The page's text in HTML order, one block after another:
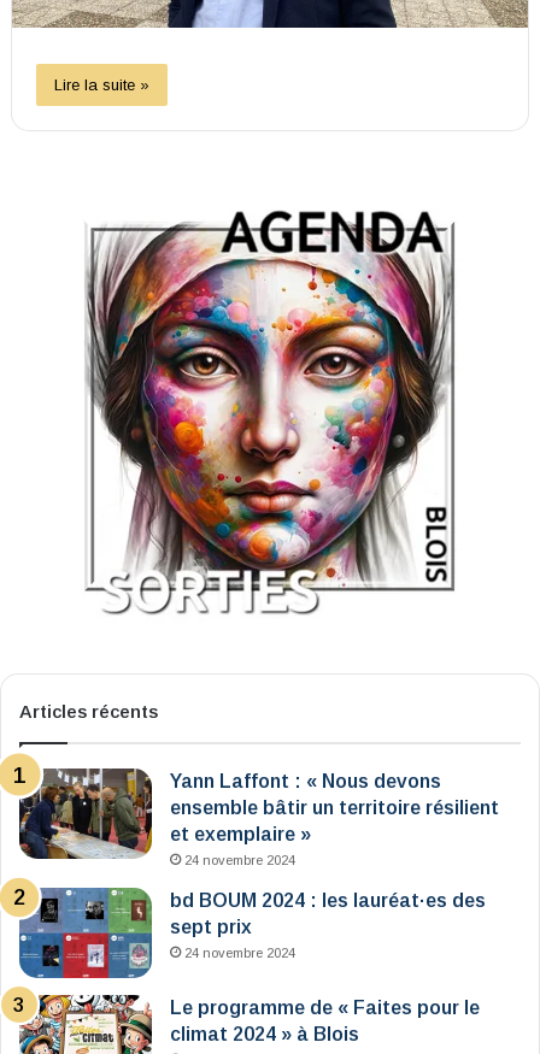
Lire la suite »
Articles récents
Yann Laffont : « Nous devons
ensemble bâtir un territoire résilient
et exemplaire »
24 novembre 2024
bd BOUM 2024 : les lauréat·es des
sept prix
24 novembre 2024
Le programme de « Faites pour le
climat 2024 » à Blois